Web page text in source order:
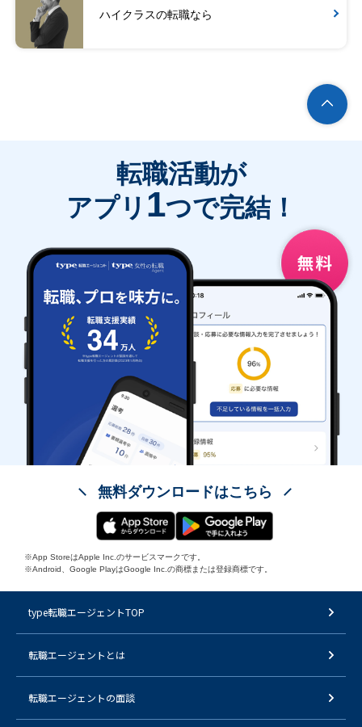
ハイクラスの転職なら
転職活動が
アプリ 1つで完結！
無料ダウンロードはこちら
※App StoreはApple Inc.のサービスマークです。
※Android、Google PlayはGoogle Inc.の商標または登録商標です。
type転職エージェントTOP
転職エージェントとは
転職エージェントの面談